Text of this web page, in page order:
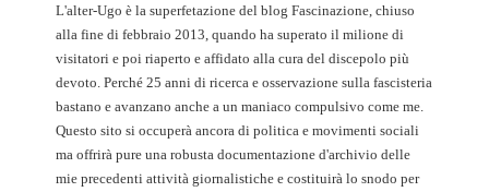
L'alter-Ugo è la superfetazione del blog Fascinazione, chiuso
alla fine di febbraio 2013, quando ha superato il milione di
visitatori e poi riaperto e affidato alla cura del discepolo più
devoto. Perché 25 anni di ricerca e osservazione sulla fascisteria
bastano e avanzano anche a un maniaco compulsivo come me.
Questo sito si occuperà ancora di politica e movimenti sociali
ma offrirà pure una robusta documentazione d'archivio delle
mie precedenti attività giornalistiche e costituirà lo snodo per